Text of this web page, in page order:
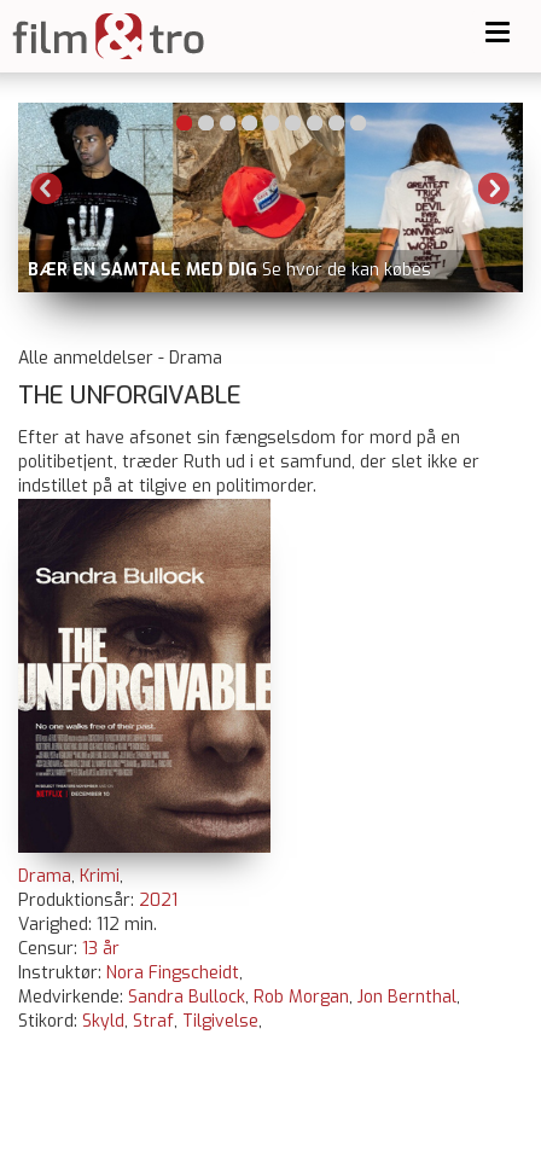
BÆR EN SAMTALE MED DIG Se hvor de kan købes
Alle anmeldelser - Drama
THE UNFORGIVABLE
Efter at have afsonet sin fængselsdom for mord på en
politibetjent, træder Ruth ud i et samfund, der slet ikke er
indstillet på at tilgive en politimorder.
Drama,Krimi,
Produktionsår: 2021
Varighed: 112 min.
Censur: 13 år
Instruktør: Nora Fingscheidt,
Medvirkende: Sandra Bullock, Rob Morgan, Jon Bernthal,
Stikord: Skyld, Straf, Tilgivelse,